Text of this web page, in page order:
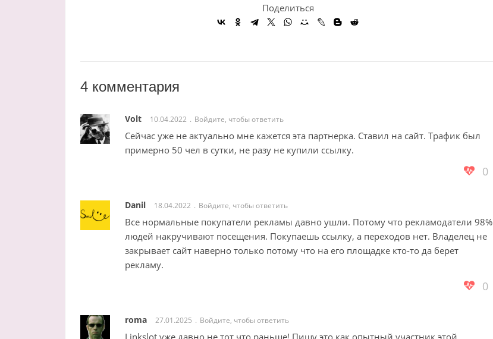
Поделиться
4 комментария
Volt 10.04.2022 Войдите, чтобы ответить
Сейчас уже не актуально мне кажется эта партнерка. Ставил на сайт. Трафик был
примерно 50 чел в сутки, не разу не купили ссылку.
0
Danil 18.04.2022 Войдите, чтобы ответить
Все нормальные покупатели рекламы давно ушли. Потому что рекламодатели 98%
людей накручивают посещения. Покупаешь ссылку, а переходов нет. Владелец не
закрывает сайт наверно только потому что на его площадке кто-то да берет
рекламу.
0
roma 27.01.2025 Войдите, чтобы ответить
Linkslot уже давно не тот что раньше! Пишу это как опытный участник этой